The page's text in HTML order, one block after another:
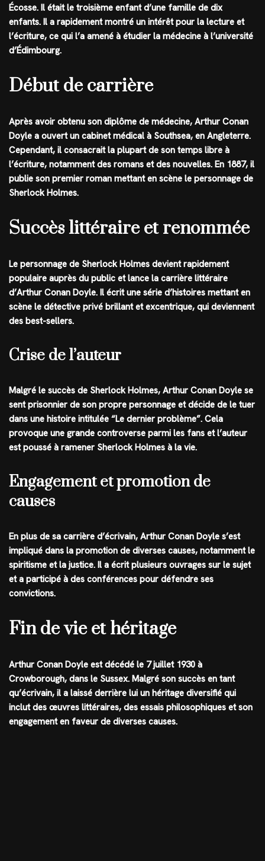
Écosse. Il était le troisième enfant d’une famille de dix
enfants. Il a rapidement montré un intérêt pour la lecture et
l’écriture, ce qui l’a amené à étudier la médecine à l’université
d’Édimbourg.
Début de carrière
Après avoir obtenu son diplôme de médecine, Arthur Conan
Doyle a ouvert un cabinet médical à Southsea, en Angleterre.
Cependant, il consacrait la plupart de son temps libre à
l’écriture, notamment des romans et des nouvelles. En 1887, il
publie son premier roman mettant en scène le personnage de
Sherlock Holmes.
Succès littéraire et renommée
Le personnage de Sherlock Holmes devient rapidement
populaire auprès du public et lance la carrière littéraire
d’Arthur Conan Doyle. Il écrit une série d’histoires mettant en
scène le détective privé brillant et excentrique, qui deviennent
des best-sellers.
Crise de l’auteur
Malgré le succès de Sherlock Holmes, Arthur Conan Doyle se
sent prisonnier de son propre personnage et décide de le tuer
dans une histoire intitulée “Le dernier problème”. Cela
provoque une grande controverse parmi les fans et l’auteur
est poussé à ramener Sherlock Holmes à la vie.
Engagement et promotion de
causes
En plus de sa carrière d’écrivain, Arthur Conan Doyle s’est
impliqué dans la promotion de diverses causes, notamment le
spiritisme et la justice. Il a écrit plusieurs ouvrages sur le sujet
et a participé à des conférences pour défendre ses
convictions.
Fin de vie et héritage
Arthur Conan Doyle est décédé le 7 juillet 1930 à
Crowborough, dans le Sussex. Malgré son succès en tant
qu’écrivain, il a laissé derrière lui un héritage diversifié qui
inclut des œuvres littéraires, des essais philosophiques et son
engagement en faveur de diverses causes.